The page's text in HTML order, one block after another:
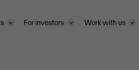
For investors Work with us